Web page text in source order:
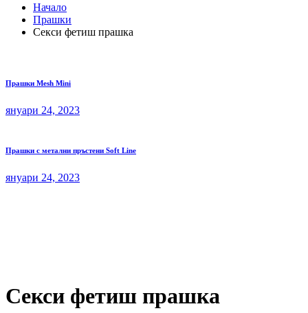
Начало
Прашки
Секси фетиш прашка
Прашки Mesh Mini
януари 24, 2023
Прашки с метални пръстени Soft Line
януари 24, 2023
Секси фетиш прашка